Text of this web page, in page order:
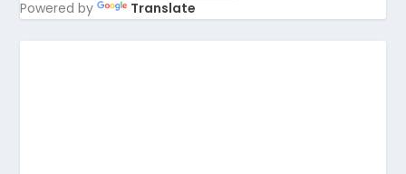
Powered by Translate